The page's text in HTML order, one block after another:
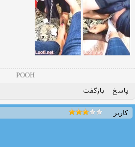
POOH
پاسخ بازگفت
کاربر